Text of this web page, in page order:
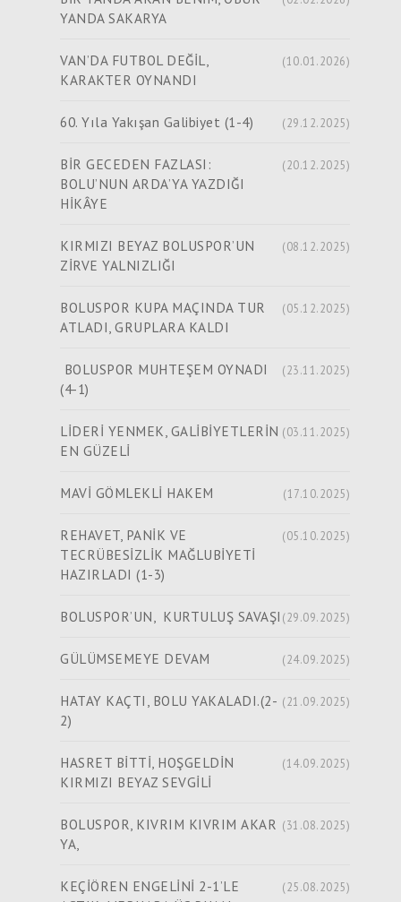
YANDA SAKARYA
VAN’DA FUTBOL DEĞİL,
KARAKTER OYNANDI
(10.01.2026)
60. Yıla Yakışan Galibiyet (1-4) (29.12.2025)
BİR GECEDEN FAZLASI:
BOLU’NUN ARDA’YA YAZDIĞI
HİKÂYE
(20.12.2025)
KIRMIZI BEYAZ BOLUSPOR’UN
ZİRVE YALNIZLIĞI
(08.12.2025)
BOLUSPOR KUPA MAÇINDA TUR
ATLADI, GRUPLARA KALDI
(05.12.2025)
BOLUSPOR MUHTEŞEM OYNADI
(4-1)
(23.11.2025)
LİDERİ YENMEK, GALİBİYETLERİN
EN GÜZELİ
(03.11.2025)
MAVİ GÖMLEKLİ HAKEM (17.10.2025)
REHAVET, PANİK VE
TECRÜBESİZLİK MAĞLUBİYETİ
HAZIRLADI (1-3)
(05.10.2025)
BOLUSPOR’UN, KURTULUŞ SAVAŞI (29.09.2025)
GÜLÜMSEMEYE DEVAM (24.09.2025)
HATAY KAÇTI, BOLU YAKALADI.(2-
2)
(21.09.2025)
HASRET BİTTİ, HOŞGELDİN
KIRMIZI BEYAZ SEVGİLİ
(14.09.2025)
BOLUSPOR, KIVRIM KIVRIM AKAR
YA,
(31.08.2025)
KEÇİÖREN ENGELİNİ 2-1’LE
(25.08.2025)